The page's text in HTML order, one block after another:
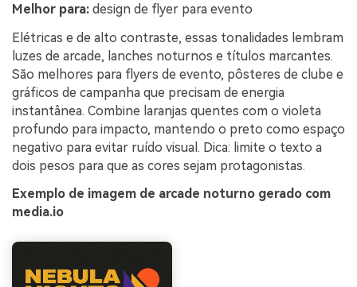
Melhor para: design de flyer para evento
Elétricas e de alto contraste, essas tonalidades lembram
luzes de arcade, lanches noturnos e títulos marcantes.
São melhores para flyers de evento, pôsteres de clube e
gráficos de campanha que precisam de energia
instantânea. Combine laranjas quentes com o violeta
profundo para impacto, mantendo o preto como espaço
negativo para evitar ruído visual. Dica: limite o texto a
dois pesos para que as cores sejam protagonistas.
Exemplo de imagem de arcade noturno gerado com
media.io